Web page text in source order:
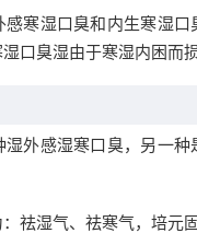
寒湿口臭和内生寒湿
口臭湿由于寒湿内困而
外感湿寒口臭，另一
祛湿气、祛寒气，培元